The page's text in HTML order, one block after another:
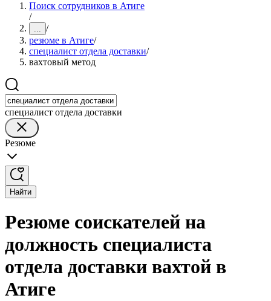
Поиск сотрудников в Атиге
/
... /
резюме в Атиге/
специалист отдела доставки/
вахтовый метод
специалист отдела доставки
Резюме
Найти
Резюме соискателей на
должность специалиста
отдела доставки вахтой в
Атиге